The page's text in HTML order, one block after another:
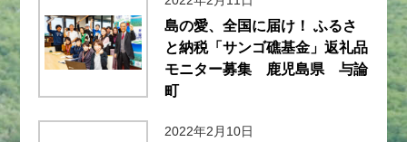
島の愛、全国に届け！ ふるさ
と納税「サンゴ礁基金」返礼品
モニター募集 鹿児島県 与論
町
2022年2月10日